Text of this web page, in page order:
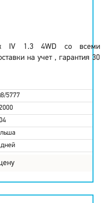
IV 1.3 4WD со всеми
на учет , гарантия 30
5777